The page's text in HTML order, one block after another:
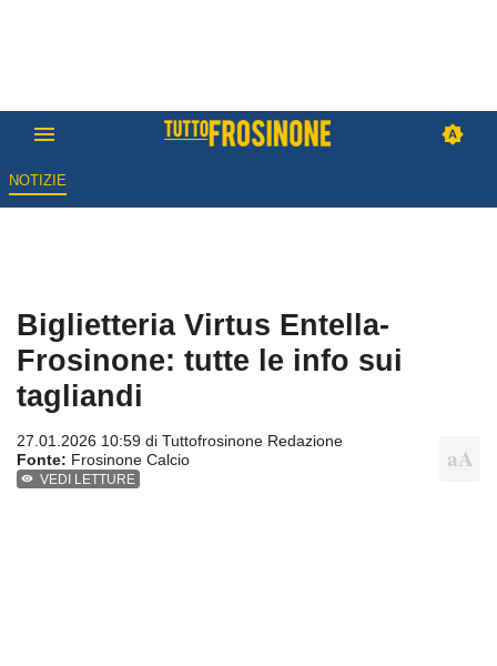
NOTIZIE
Biglietteria Virtus Entella-
Frosinone: tutte le info sui
tagliandi
27.01.2026 10:59 di Tuttofrosinone Redazione
Fonte: Frosinone Calcio
VEDI LETTURE